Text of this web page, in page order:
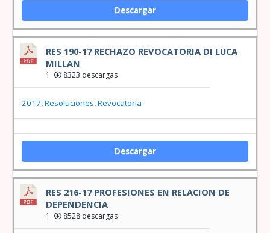
Descargar
RES 190-17 RECHAZO REVOCATORIA DI LUCA
MILLAN
1 8323 descargas
2017,Resoluciones,Revocatoria
Descargar
RES 216-17 PROFESIONES EN RELACION DE
DEPENDENCIA
1 8528 descargas